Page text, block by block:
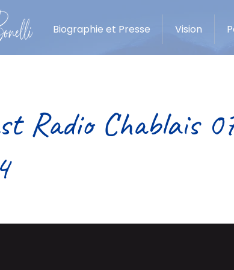
Biographie et Presse Vision
Radio Chablais